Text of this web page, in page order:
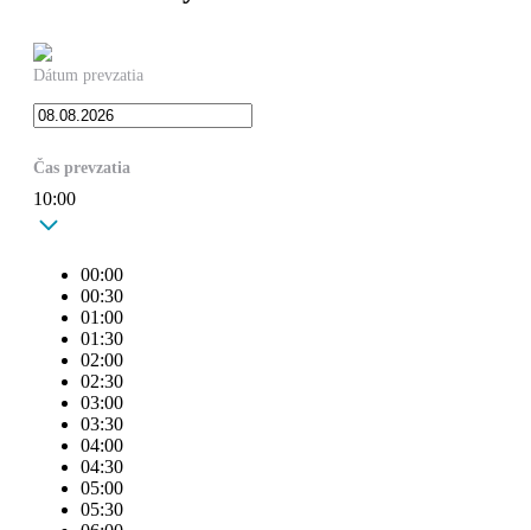
Dátum prevzatia
Čas prevzatia
10:00
00:00
00:30
01:00
01:30
02:00
02:30
03:00
03:30
04:00
04:30
05:00
05:30